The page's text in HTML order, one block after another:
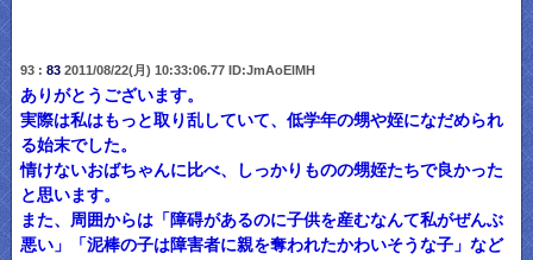
93 : 832011/08/22(月) 10:33:06.77 ID:JmAoElMH
ありがとうございます。
実際は私はもっと取り乱していて、低学年の甥や姪になだめられ
る始末でした。
情けないおばちゃんに比べ、しっかりものの甥姪たちで良かった
と思います。
また、周囲からは「障碍があるのに子供を産むなんて私がぜんぶ
悪い」「泥棒の子は障害者に親を奪われたかわいそうな子」など